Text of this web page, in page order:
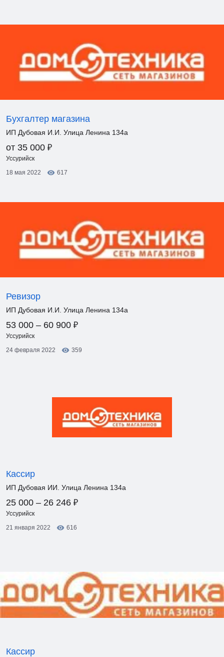
Бухгалтер магазина
ИП Дубовая И.И. Улица Ленина 134а
от 35 000 ₽
Уссурийск
18 мая 2022
617
Ревизор
ИП Дубовая И.И. Улица Ленина 134а
53 000 – 60 900 ₽
Уссурийск
24 февраля 2022
359
Кассир
ИП Дубовая ИИ. Улица Ленина 134а
25 000 – 26 246 ₽
Уссурийск
21 января 2022
616
Кассир